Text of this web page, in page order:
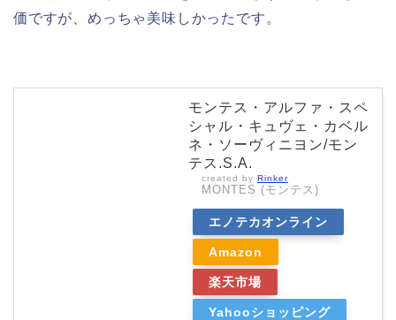
価ですが、めっちゃ美味しかったです。
モンテス・アルファ・スペ
シャル・キュヴェ・カベル
ネ・ソーヴィニヨン/モン
テス.S.A.
created by Rinker
MONTES (モンテス)
エノテカオンライン
Amazon
楽天市場
Yahooショッピング